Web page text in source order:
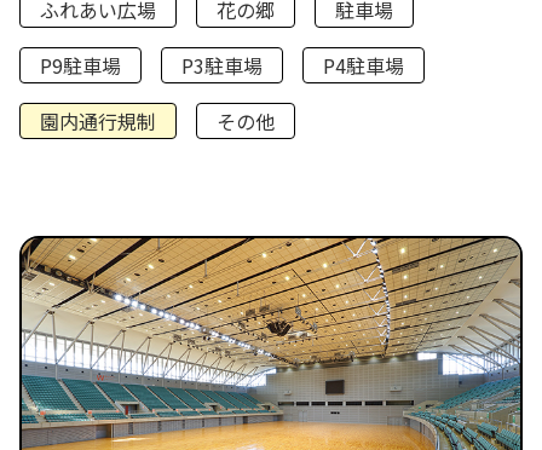
ふれあい広場
花の郷
駐車場
P9駐車場
P3駐車場
P4駐車場
園内通行規制
その他